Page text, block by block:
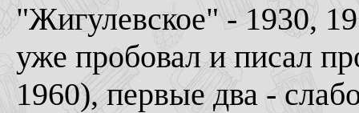
"Жигулевское" - 1930,
уже пробовал и писал
1960), первые два -